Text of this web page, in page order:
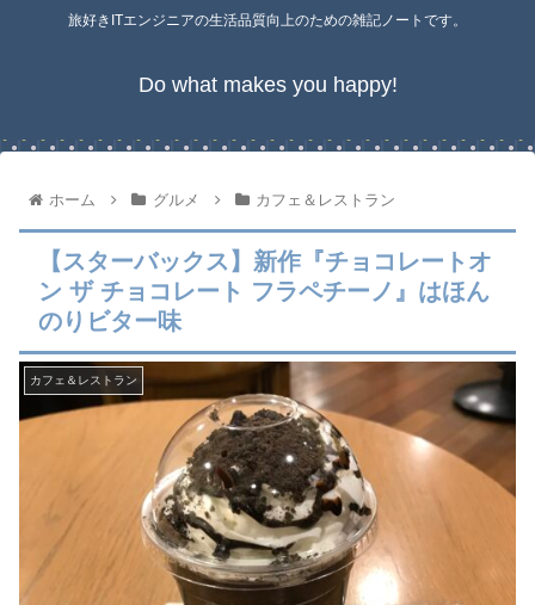
旅好きITエンジニアの生活品質向上のための雑記ノートです。
Do what makes you happy!
ホーム グルメ カフェ＆レストラン
【スターバックス】新作『チョコレートオ
ン ザ チョコレート フラペチーノ』はほん
のりビター味
カフェ＆レストラン